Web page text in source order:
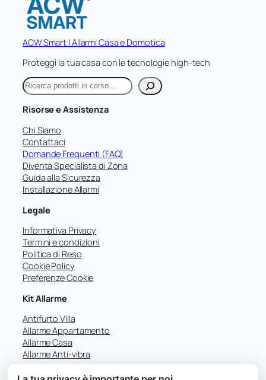
ACW Smart | Allarmi Casa e Domotica
Proteggi la tua casa con le tecnologie high-tech
C
e
r
a
Risorse e Assistenza
Chi Siamo
Contattaci
Domande Frequenti (FAQ)
Diventa Specialista di Zona
Guida alla Sicurezza
Installazione Allarmi
Legale
Informativa Privacy
Termini e condizioni
Politica di Reso
Cookie Policy
Preferenze Cookie
Kit Allarme
Antifurto Villa
Allarme Appartamento
Allarme Casa
Allarme Anti-vibra